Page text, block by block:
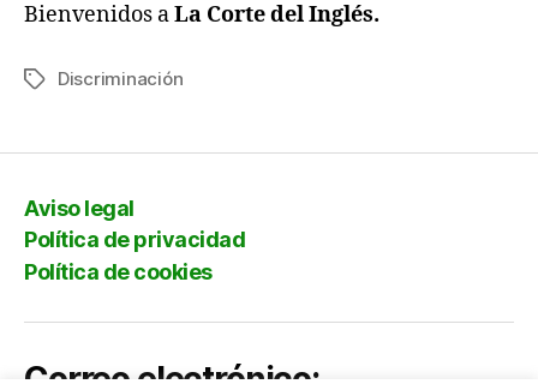
Bienvenidos aLa Corte del Inglés.
Etiquetas
Discriminación
Aviso legal
Política de privacidad
Política de cookies
Correo electrónico: